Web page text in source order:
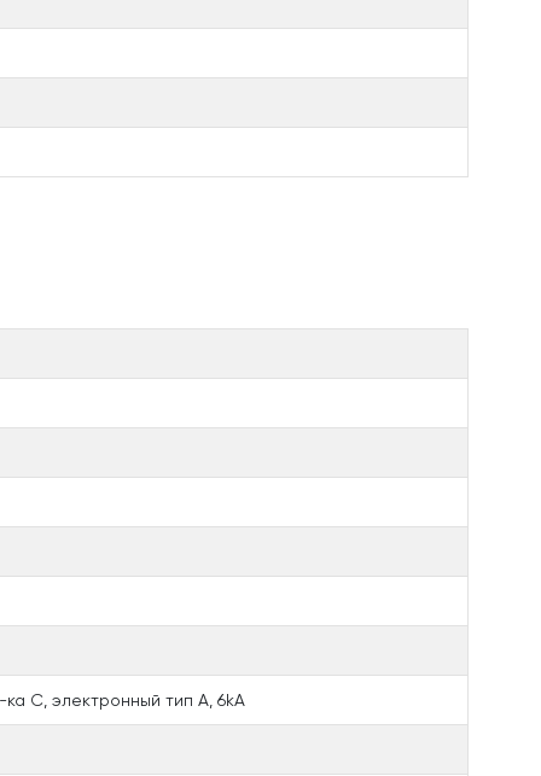
ка С, электронный тип A, 6kA